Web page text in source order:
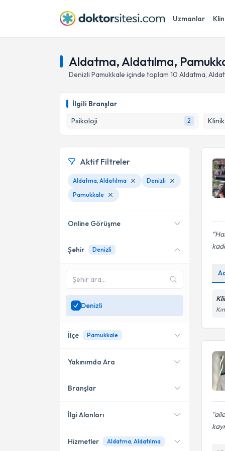
Uzmanlar
Aldatma, Aldatılma,
Denizli Pamukkale içinde toplam 10 Aldatma,
İlgili Branşlar
Psikoloji
2
Aktif Filtreler
Aldatma, Aldatılma
Denizli
Pamukkale
Online Görüşme
Online danışmanlık sunan
SadeceDenizli
uzman ara
Şehir Denizli
Denizli
İlçe Pamukkale
Merkezefendi
Pamukkale
Yakınımda Ara
Konumuma yakın uzmanları
Branşlar
Psikoloji
İlgi Alanları
Hizmetler Aldatma, Aldatılma